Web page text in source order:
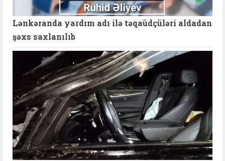
Lənkəranda yardım adı ilə təqaüdçüləri aldadan
şəxs saxlanılıb